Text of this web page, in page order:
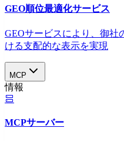
GEO順位最適化サービス
GEOサービスにより、御社
ける支配的な表示を実現​
MCP
情報
MCPサーバー